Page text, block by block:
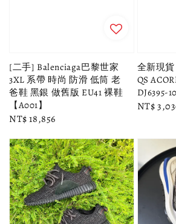
[二手] Balenciaga巴黎世家
3XL 系帶 時尚 防滑 低筒 老
爸鞋 黑銀 做舊版 EU41 裸鞋
【A001】
Regular
NT$ 18,856
全新現貨
QS
DJ6395-
Regular
NT$